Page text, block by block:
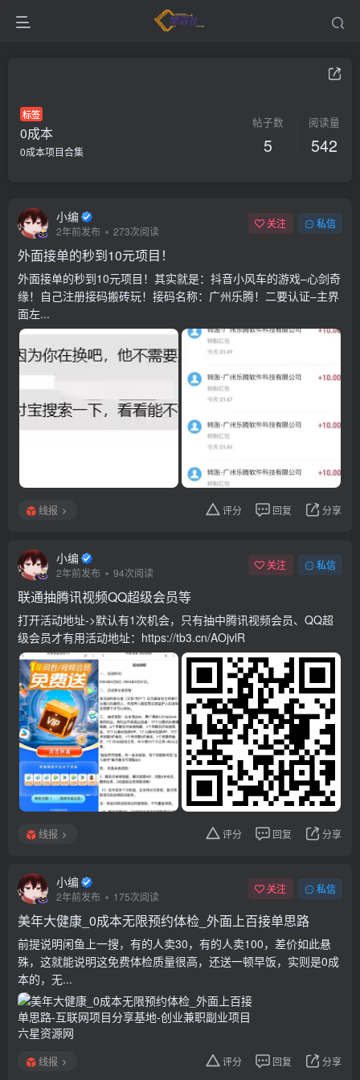
标签
0成本
0成本项目合集
帖子数
5
阅读量
542
小编
2年前发布 273次阅读
关注 私信
外面接单的秒到10元项目！
外面接单的秒到10元项目！其实就是：抖音小风车的游戏–心剑奇
缘！自己注册接码搬砖玩！接码名称：广州乐腾！二要认证–主界
面左...
线报 评分 回复 分享
小编
2年前发布 94次阅读
关注 私信
联通抽腾讯视频QQ超级会员等
打开活动地址->默认有1次机会，只有抽中腾讯视频会员、QQ超
级会员才有用活动地址：https://tb3.cn/AOjvlR
线报 评分 回复 分享
小编
2年前发布 175次阅读
关注 私信
美年大健康_0成本无限预约体检_外面上百接单思路
前提说明闲鱼上一搜，有的人卖30，有的人卖100，差价如此悬
殊，这就能说明这免费体检质量很高，还送一顿早饭，实则是0成
本的，无...
线报 评分 回复 分享